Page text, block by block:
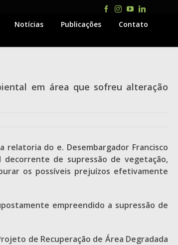
Facebook
Instagram
YouTubeLinkedIn
Notícias Publicações Contato
em área que sofreu alteração
relatoria do e. Desembargador Francisco
de supressão de vegetação,
os possíveis prejuízos efetivamente
empreendido a supressão de
de Recuperação de Área Degradada